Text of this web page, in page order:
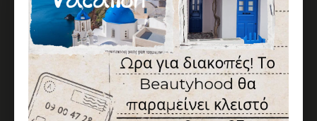
ΚΑΛΆΘΙ
ΑΓΟΡΆ
ΕΠΙΘΥΜΗΤΌ ΣΎΓΚΡΙΣΗ